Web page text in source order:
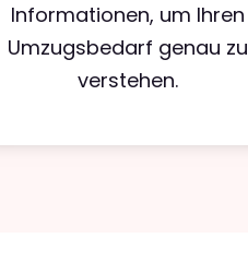
Informationen, um Ihren
Umzugsbedarf genau zu
verstehen.